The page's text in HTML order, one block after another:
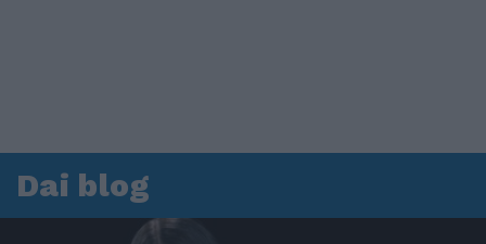
Dai blog